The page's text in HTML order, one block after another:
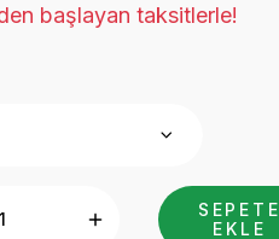
başlayan taksitlerle!
SEPETE
EKLE